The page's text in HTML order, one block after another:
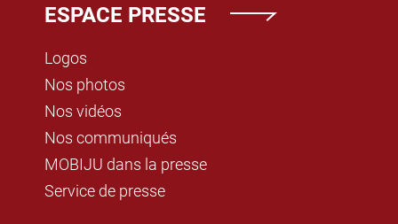
ESPACE PRESSE
Logos
Nos photos
Nos vidéos
Nos communiqués
MOBIJU dans la presse
Service de presse